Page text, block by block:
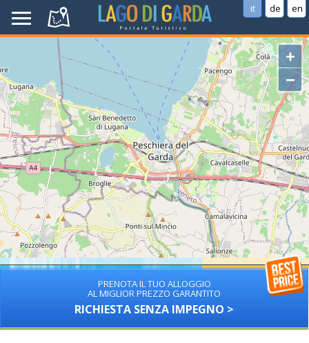
it de en
+
−
PRENOTA IL TUO ALLOGGIO
AL MIGLIOR PREZZO GARANTITO
RICHIESTA SENZA IMPEGNO >